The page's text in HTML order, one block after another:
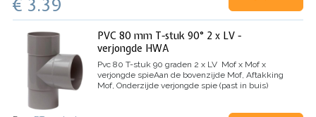
mooie schaal en bewonder maandenlang de
fraaie vormen en kleuren.Kalebassen kweken is
vanaf eind maart tot eind april zaaien onder glas
daarna vanaf begin mei buiten verplanten op een
afstand van circa 250 cm.
Botanische naam:
Cucurbita pepo L.
€ 3.39
PVC 80 mm T-stuk 90° 2 x LV -
verjongde HWA
Pvc 80 T-stuk 90 graden 2 x LV Mof x Mof x
verjongde spieAan de bovenzijde Mof, Aftakking
Mof, Onderzijde verjongde spie (past in buis)